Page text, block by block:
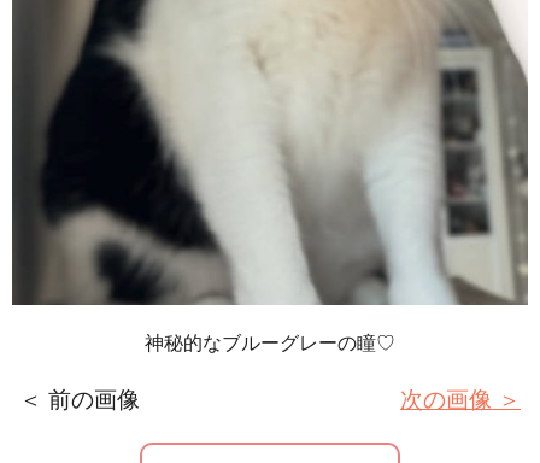
神秘的なブルーグレーの瞳♡
＜ 前の画像 次の画像 ＞